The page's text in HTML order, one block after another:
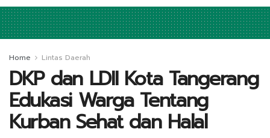
Home Lintas Daerah
DKP dan LDII Kota Tangerang
Edukasi Warga Tentang
Kurban Sehat dan Halal